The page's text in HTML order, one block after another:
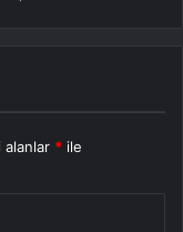
alanlar * ile